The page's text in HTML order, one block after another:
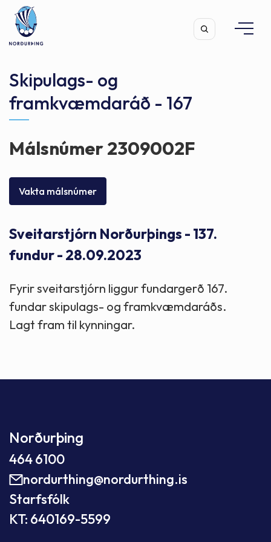
Leita
Skipulags- og
framkvæmdaráð - 167
Málsnúmer 2309002F
Vakta málsnúmer
Sveitarstjórn Norðurþings - 137.
fundur - 28.09.2023
Fyrir sveitarstjórn liggur fundargerð 167.
fundar skipulags- og framkvæmdaráðs.
Lagt fram til kynningar.
Norðurþing
464 6100
nordurthing@nordurthing.is
Starfsfólk
KT: 640169-5599